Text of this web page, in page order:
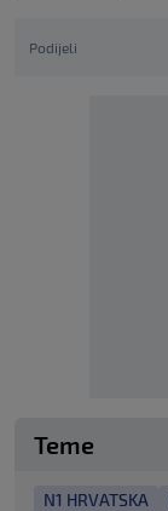
Podijeli
Teme
N1 HRVATSKA